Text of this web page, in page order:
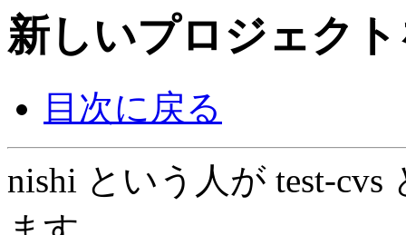
新しいプロジェク
目次に戻る
nishi という人が test-